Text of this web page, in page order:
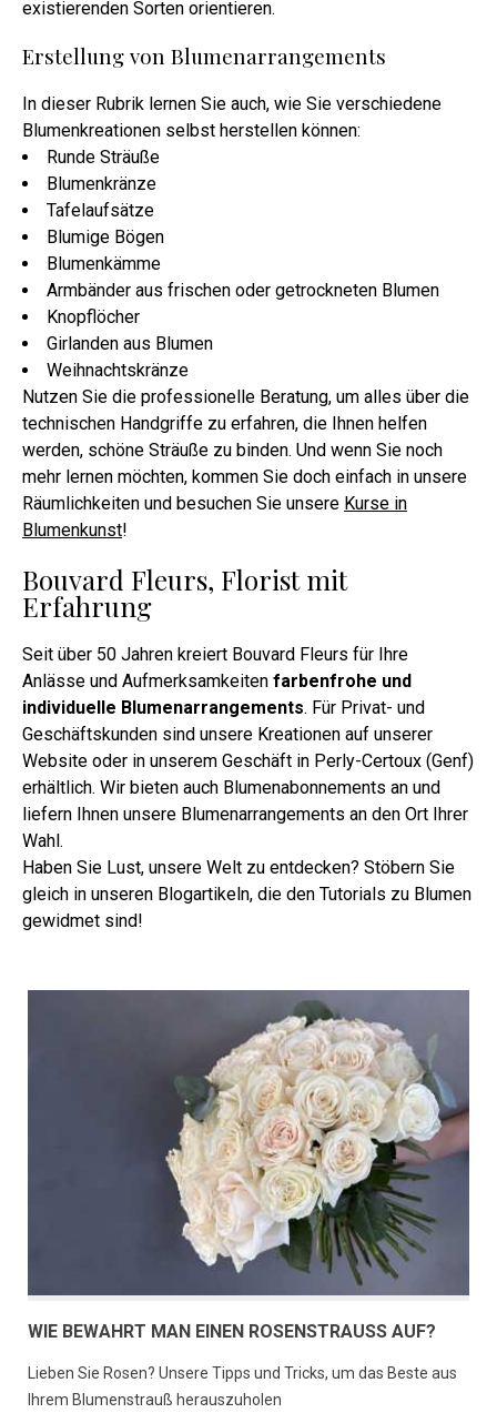
existierenden Sorten orientieren.
Erstellung von Blumenarrangements
In dieser Rubrik lernen Sie auch, wie Sie verschiedene
Blumenkreationen selbst herstellen können:
Runde Sträuße
Blumenkränze
Tafelaufsätze
Blumige Bögen
Blumenkämme
Armbänder aus frischen oder getrockneten Blumen
Knopflöcher
Girlanden aus Blumen
Weihnachtskränze
Nutzen Sie die professionelle Beratung, um alles über die
technischen Handgriffe zu erfahren, die Ihnen helfen
werden, schöne Sträuße zu binden. Und wenn Sie noch
mehr lernen möchten, kommen Sie doch einfach in unsere
Räumlichkeiten und besuchen Sie unsere Kurse in
Blumenkunst!
Bouvard Fleurs, Florist mit
Erfahrung
Seit über 50 Jahren kreiert Bouvard Fleurs für Ihre
Anlässe und Aufmerksamkeiten farbenfrohe und
individuelle Blumenarrangements. Für Privat- und
Geschäftskunden sind unsere Kreationen auf unserer
Website oder in unserem Geschäft in Perly-Certoux (Genf)
erhältlich. Wir bieten auch Blumenabonnements an und
liefern Ihnen unsere Blumenarrangements an den Ort Ihrer
Wahl.
Haben Sie Lust, unsere Welt zu entdecken? Stöbern Sie
gleich in unseren Blogartikeln, die den Tutorials zu Blumen
gewidmet sind!
WIE BEWAHRT MAN EINEN ROSENSTRAUSS AUF?
Lieben Sie Rosen? Unsere Tipps und Tricks, um das Beste aus
Ihrem Blumenstrauß herauszuholen